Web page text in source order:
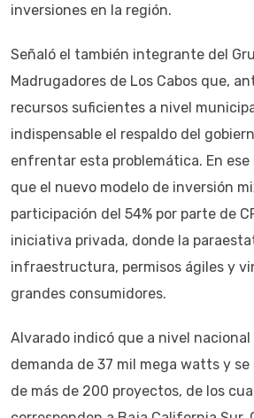
inversiones en la región.
Señaló el también integrante del
Madrugadores de Los Cabos que,
recursos suficientes a nivel
indispensable el respaldo del
enfrentar esta problemática. En
que el nuevo modelo de inversión
participación del 54% por parte de
iniciativa privada, donde la
infraestructura, permisos ágiles y
grandes consumidores.
Alvarado indicó que a nivel
demanda de 37 mil mega watts y
de más de 200 proyectos, de los